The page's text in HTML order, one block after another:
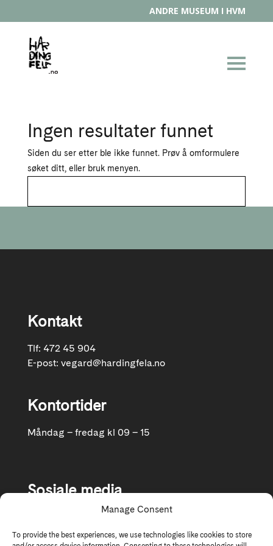
Manage Consent
To provide the best experiences, we use technologies like cookies to store
ANDRE MUSEUM I HVM
Ingen resultater funnet
Siden du ser etter ble ikke funnet. Prøv å omformulere
søket ditt, eller bruk menyen.
Kontakt
Tlf: 472 45 904
E-post: vegard@hardingfela.no
Kontortider
Måndag – fredag kl 09 – 15
Sosiale media
Følg oss gjerne på Facebook og Instagram